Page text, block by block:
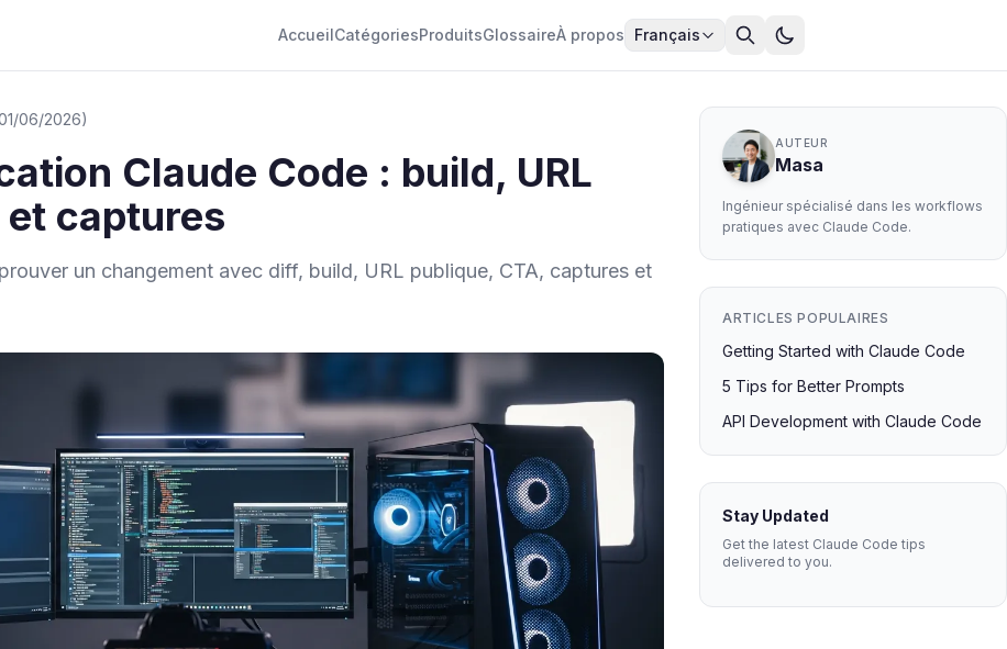
AccueilCatégoriesProduitsGlossaireÀ propos Français
06/2026)
Claude Code : build, URL
et captures
un changement avec diff, build, URL publique, CTA, captures et
AUTEUR
Masa
Ingénieur spécialisé dans les workflows
pratiques avec Claude Code.
ARTICLES POPULAIRES
Getting Started with Claude Code
5 Tips for Better Prompts
API Development with Claude Code
Stay Updated
Get the latest Claude Code tips
delivered to you.